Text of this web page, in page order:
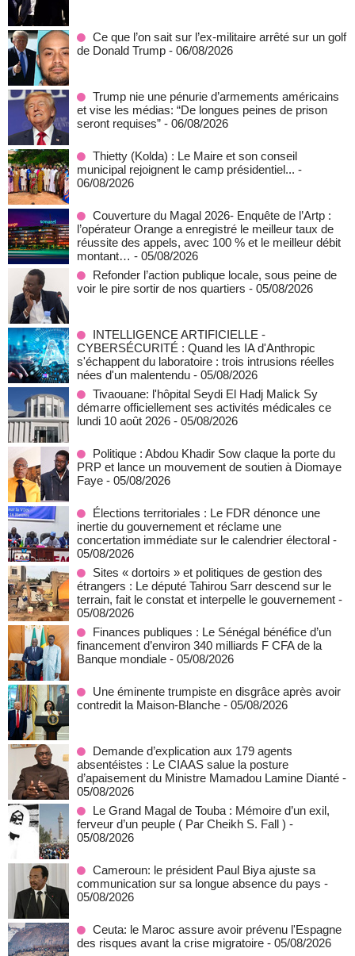
Ce que l’on sait sur l’ex-militaire arrêté sur un golf
de Donald Trump - 06/08/2026
Trump nie une pénurie d’armements américains
et vise les médias: “De longues peines de prison
seront requises” - 06/08/2026
‎Thietty (Kolda) : Le Maire et son conseil
municipal rejoignent le camp présidentiel... -
06/08/2026
Couverture du Magal 2026- Enquête de l’Artp :
l’opérateur Orange a enregistré le meilleur taux de
réussite des appels, avec 100 % et le meilleur débit
montant… - 05/08/2026
Refonder l’action publique locale, sous peine de
voir le pire sortir de nos quartiers - 05/08/2026
INTELLIGENCE ARTIFICIELLE -
CYBERSÉCURITÉ : Quand les IA d'Anthropic
s'échappent du laboratoire : trois intrusions réelles
nées d'un malentendu - 05/08/2026
Tivaouane: l'hôpital Seydi El Hadj Malick Sy
démarre officiellement ses activités médicales ce
lundi 10 août 2026 - 05/08/2026
Politique : Abdou Khadir Sow claque la porte du
PRP et lance un mouvement de soutien à Diomaye
Faye - 05/08/2026
Élections territoriales : Le FDR dénonce une
inertie du gouvernement et réclame une
concertation immédiate sur le calendrier électoral -
05/08/2026
Sites « dortoirs » et politiques de gestion des
étrangers : Le député Tahirou Sarr descend sur le
terrain, fait le constat et interpelle le gouvernement -
05/08/2026
Finances publiques : Le Sénégal bénéfice d’un
financement d’environ 340 milliards F CFA de la
Banque mondiale - 05/08/2026
Une éminente trumpiste en disgrâce après avoir
contredit la Maison-Blanche - 05/08/2026
Demande d’explication aux 179 agents
absentéistes : Le CIAAS salue la posture
d’apaisement du Ministre Mamadou Lamine Dianté -
05/08/2026
Le Grand Magal de Touba : Mémoire d’un exil,
ferveur d’un peuple ( Par Cheikh S. Fall ) -
05/08/2026
Cameroun: le président Paul Biya ajuste sa
communication sur sa longue absence du pays -
05/08/2026
Ceuta: le Maroc assure avoir prévenu l'Espagne
des risques avant la crise migratoire - 05/08/2026